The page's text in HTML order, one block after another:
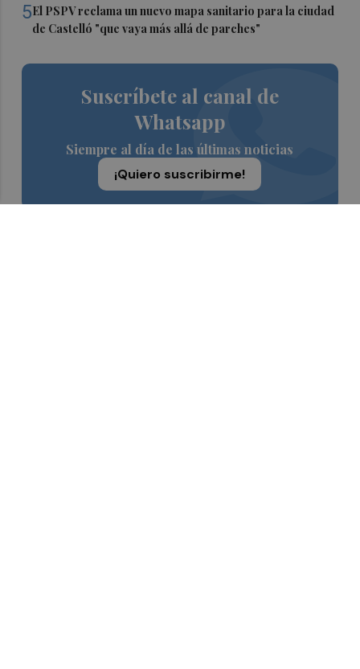
5El PSPV reclama un nuevo mapa sanitario para la ciudad
de Castelló "que vaya más allá de parches"
Suscríbete al canal de
Whatsapp
Siempre al día de las últimas noticias
¡Quiero suscribirme!